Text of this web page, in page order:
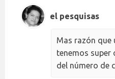
el pesquisas
Mas razón que
tenemos super
del número de